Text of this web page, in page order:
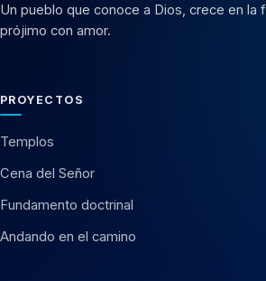
Un pueblo que conoce a Dios, crece en la
prójimo con amor.
PROYECTOS
Templos
Cena del Señor
Fundamento doctrinal
Andando en el camino